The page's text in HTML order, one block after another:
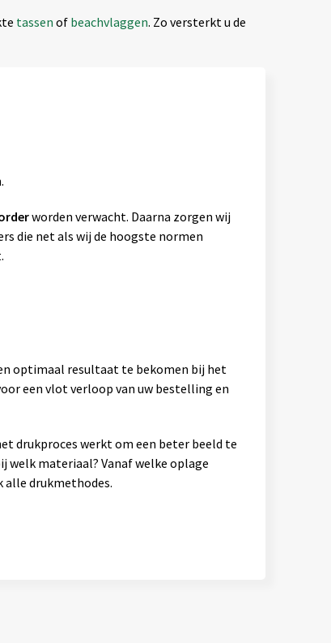
tassen of beachvlaggen. Zo versterkt u de
worden verwacht. Daarna zorgen wij
die net als wij de hoogste normen
optimaal resultaat te bekomen bij het
een vlot verloop van uw bestelling en
drukproces werkt om een beter beeld te
welk materiaal? Vanaf welke oplage
alle drukmethodes.